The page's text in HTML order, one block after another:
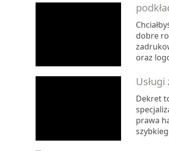
dobre
oraz
Dekret
prawa